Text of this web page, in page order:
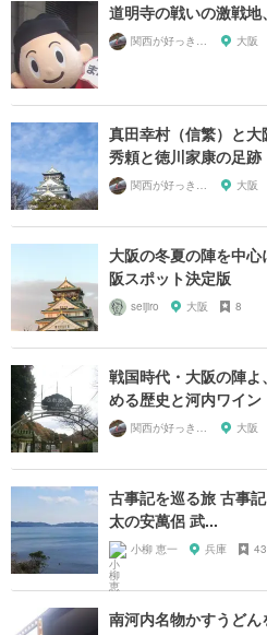
道明寺の戦いの激戦
関西が好っきゃねん 大阪
真田幸村（信繁）と
秀頼と徳川家康の足跡
関西が好っきゃねん 大阪
大阪の冬夏の陣を中
阪スポット決定版
seijiro 大阪 8
戦国時代・大阪の陣
める歴史と河内ワイン
関西が好っきゃねん 大阪
古事記を巡る旅 古事
太の安萬侶 武...
小柳 恵一 兵庫 43
南河内名物かすうどん